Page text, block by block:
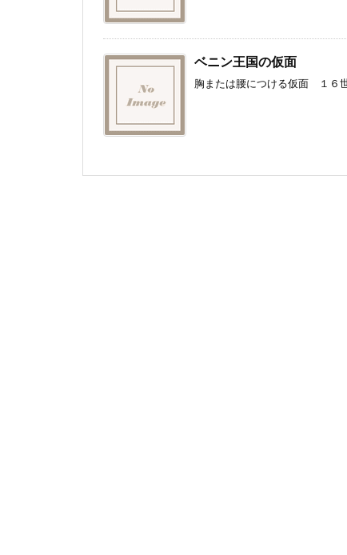
ベニン王国の仮面
胸または腰につける仮面 １６